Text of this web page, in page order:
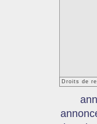
Droits de